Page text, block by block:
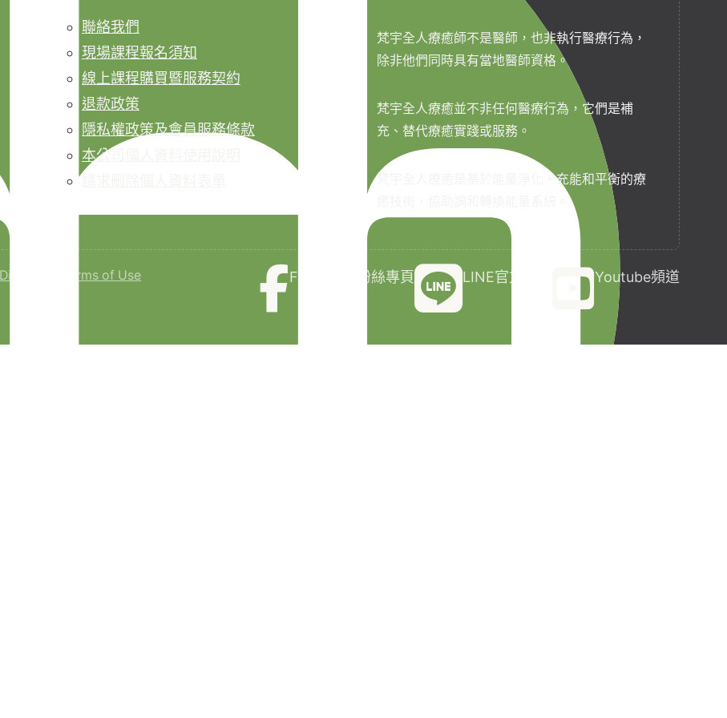
聯絡我們
現場課程報名須知
線上課程購買暨服務契約
退款政策
隱私權政策及會員服務條款
本公司個人資料使用說明
梵宇全人療癒師不是醫師，也非執行醫療行為，
除非他們同時具有當地醫師資格。
梵宇全人療癒並不非任何醫療行為，它們是補
充、替代療癒實踐或服務。
梵宇全人療癒是基於能量淨化、充能和平衡的療
Disclaimer Terms of Use Facebook粉絲專頁 LINE官方帳號 Youtube頻道